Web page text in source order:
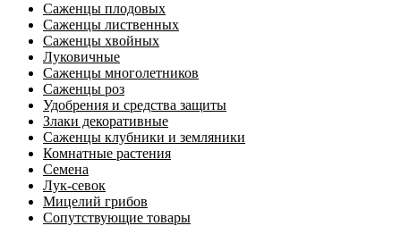
Саженцы плодовых
Саженцы лиственных
Саженцы хвойных
Луковичные
Саженцы многолетников
Саженцы роз
Удобрения и средства защиты
Злаки декоративные
Саженцы клубники и земляники
Комнатные растения
Семена
Лук-севок
Мицелий грибов
Сопутствующие товары